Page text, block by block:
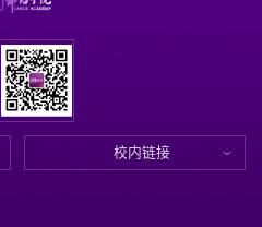
校内链接